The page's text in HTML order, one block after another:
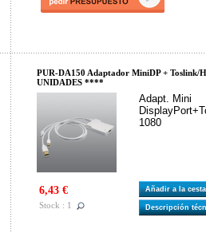
PUR-DA150 Adaptador MiniDP +
UNIDADES ****
Adapt. Mini
1080
6,43 €
Stock : 1
Añadir a la
Descripción